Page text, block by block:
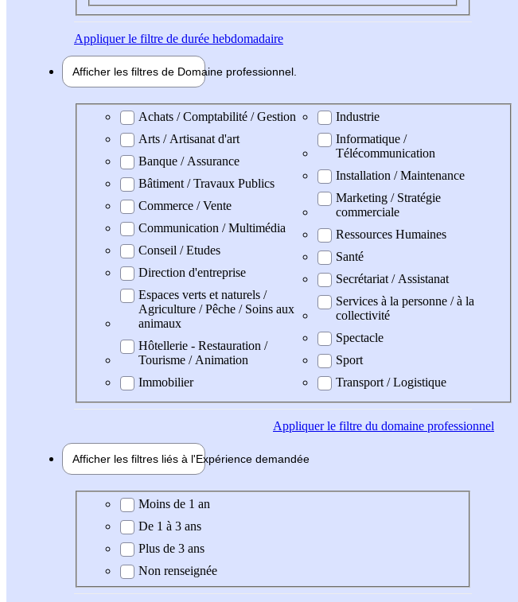
Appliquerle filtre de durée hebdomadaire
Afficher les filtres de Domaine professionnel
Domaine professionel
Achats / Comptabilité / Gestion
Arts / Artisanat d'art
Banque / Assurance
Bâtiment / Travaux Publics
Commerce / Vente
Communication / Multimédia
Conseil / Etudes
Direction d'entreprise
Espaces verts et naturels /
Agriculture / Pêche / Soins aux
animaux
Hôtellerie - Restauration /
Tourisme / Animation
Immobilier
Industrie
Informatique /
Télécommunication
Installation / Maintenance
Marketing / Stratégie
commerciale
Ressources Humaines
Santé
Secrétariat / Assistanat
Services à la personne / à la
collectivité
Spectacle
Sport
Transport / Logistique
Appliquerle filtre du domaine professionnel
Afficher les filtres liés à l'Expérience demandée
Expérience demandée
Moins de 1 an
De 1 à 3 ans
Plus de 3 ans
Non renseignée